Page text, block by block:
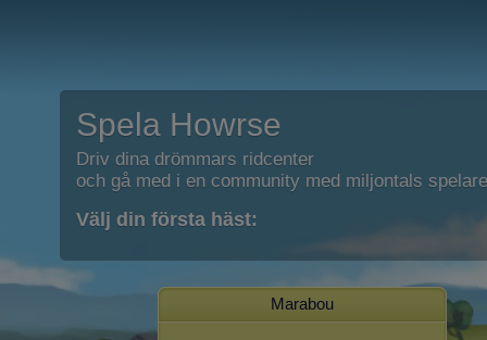
Spela Howrse
Driv dina drömmars ridcenter
och gå med i en community med miljontals
Välj din första häst:
Marabou